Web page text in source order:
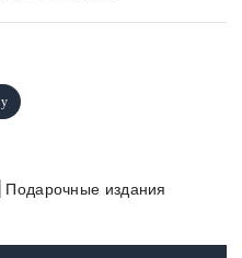
Подарочные издания